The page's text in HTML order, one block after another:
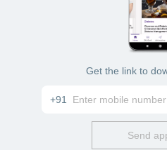
Get the link to
+91
Send